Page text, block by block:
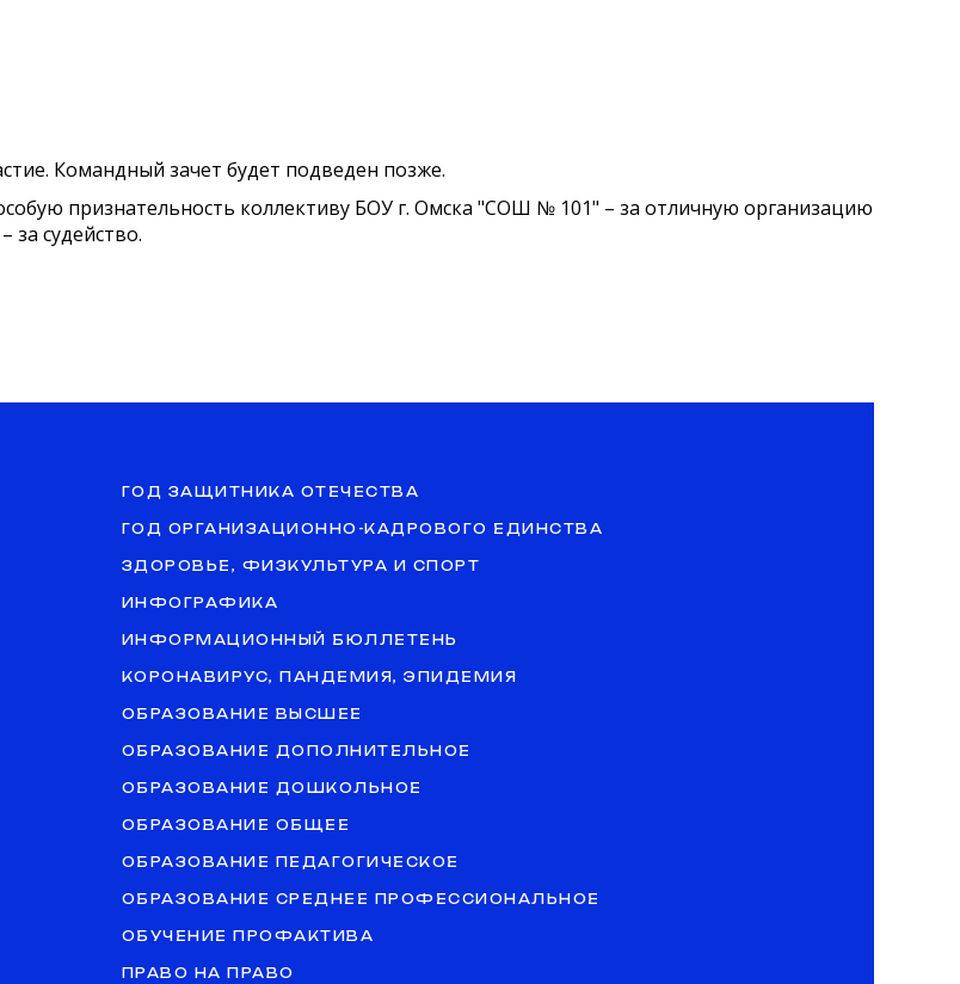
Командный зачет будет подведен позже.
признательность коллективу БОУ г. Омска "СОШ № 101" – за отличную организацию
судейство.
ГОД ЗАЩИТНИКА ОТЕЧЕСТВА
ГОД ОРГАНИЗАЦИОННО-КАДРОВОГО ЕДИНСТВА
ЗДОРОВЬЕ, ФИЗКУЛЬТУРА И СПОРТ
ИНФОГРАФИКА
ИНФОРМАЦИОННЫЙ БЮЛЛЕТЕНЬ
КОРОНАВИРУС, ПАНДЕМИЯ, ЭПИДЕМИЯ
ОБРАЗОВАНИЕ ВЫСШЕЕ
ОБРАЗОВАНИЕ ДОПОЛНИТЕЛЬНОЕ
ОБРАЗОВАНИЕ ДОШКОЛЬНОЕ
ОБРАЗОВАНИЕ ОБЩЕЕ
ОБРАЗОВАНИЕ ПЕДАГОГИЧЕСКОЕ
ОБРАЗОВАНИЕ СРЕДНЕЕ ПРОФЕССИОНАЛЬНОЕ
ОБУЧЕНИЕ ПРОФАКТИВА
ПРАВО НА ПРАВО